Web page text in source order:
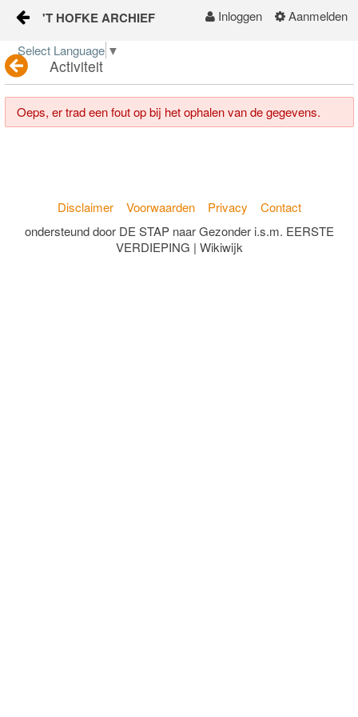
Naar content
Inloggen Aanmelden
'T HOFKE ARCHIEF
home
buurtinfo
veilig en leefbaar
Activiteit
Oeps, er trad een fout op bij het ophalen van de gegevens.
Disclaimer Voorwaarden Privacy
Contact
ondersteund door DE STAP naar Gezonder i.s.m. EERSTE
VERDIEPING | Wikiwijk
Select Language ▼